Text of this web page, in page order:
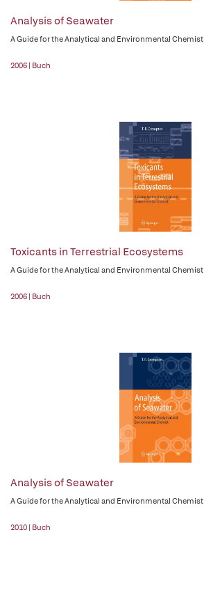
Analysis of Seawater
A Guide for the Analytical and Environmental Chemist
2006 | Buch
Toxicants in Terrestrial Ecosystems
A Guide for the Analytical and Environmental Chemist
2006 | Buch
Analysis of Seawater
A Guide for the Analytical and Environmental Chemist
2010 | Buch